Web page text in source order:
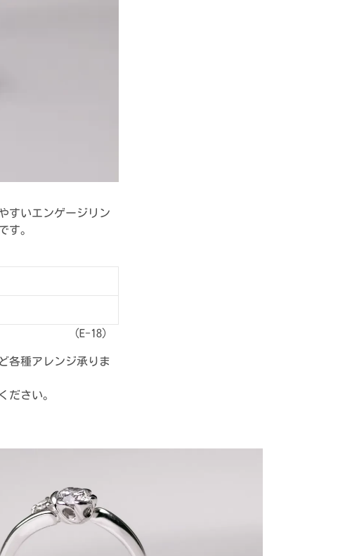
すいエンゲージリン
す。
（E-18）
各種アレンジ承りま
ださい。